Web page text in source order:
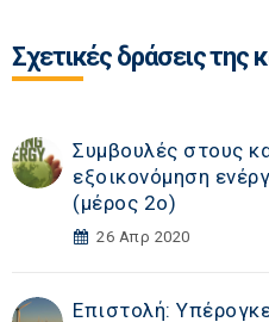
Σχετικές δράσεις της
Συμβουλές στους
εξοικονόμηση
(μέρος 2ο)
26 Απρ 2020
Επιστολή: